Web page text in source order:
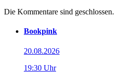
Die Kommentare sind geschlossen.
Bookpink
20.08.2026
19:30 Uhr